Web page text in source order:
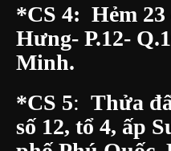
*CS 4: Hẻm
Hưng- P.12-
Minh.
*CS 5: Thửa
số 12, tổ 4, ấp